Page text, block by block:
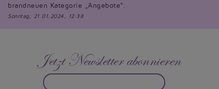
brandneuen Kategorie „Angebote“.
Sonntag, 21.01.2024, 12:38
Jetzt Newsletter abonnieren